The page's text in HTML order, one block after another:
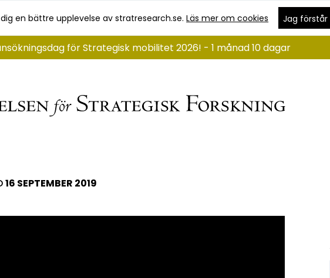
en bättre upplevelse av stratresearch.se.Läs mer om cookies Jag förstår
för Strategisk mobilitet 2026! - 1 månad 10 dagar
16 SEPTEMBER 2019